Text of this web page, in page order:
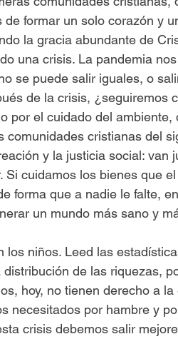
formar un solo corazón y
la gracia abundante de
una crisis. La pandemia
se puede salir iguales, o
de la crisis, ¿seguiremos
por el cuidado del
comunidades cristianas del
y la justicia social: van
Si cuidamos los bienes que
forma que a nadie le falte,
un mundo más sano y
los niños. Leed las
de las riquezas,
hoy, no tienen derecho a
necesitados por hambre y
crisis debemos salir